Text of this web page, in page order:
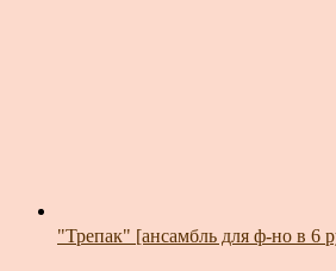
"Трепак" [ансамбль для ф-но в 6